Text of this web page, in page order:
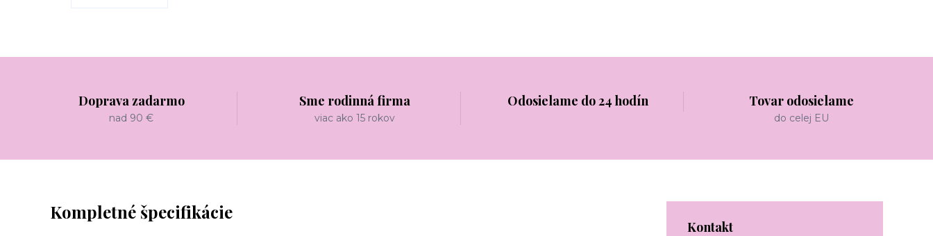
Doprava zadarmo
nad 90 €
Sme rodinná firma
viac ako 15 rokov
Odosielame do 24 hodín Tovar odosielame
do celej EU
Kompletné špecifikácie
Kontakt